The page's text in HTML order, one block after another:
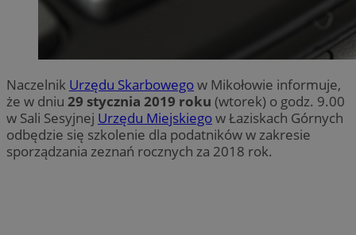
Naczelnik Urzędu Skarbowegow Mikołowie informuje,
że w dniu 29 stycznia 2019 roku (wtorek) o godz. 9.00
w Sali Sesyjnej Urzędu Miejskiegow Łaziskach Górnych
odbędzie się szkolenie dla podatników w zakresie
sporządzania zeznań rocznych za 2018 rok.